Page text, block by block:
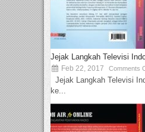
Jejak Langkah Televisi
Feb 22, 2017 Comments
Jejak Langkah Televisi
ke...